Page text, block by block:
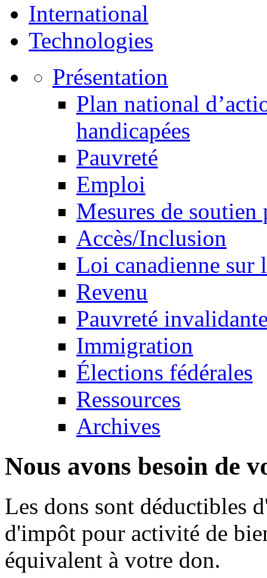
International
Technologies
Présentation
Plan national
handicapées
Pauvreté
Emploi
Mesures de soutien
Accès/Inclusion
Loi canadienne sur
Revenu
Pauvreté
Immigration
Élections fédérales
Ressources
Archives
Nous avons besoin de
Les dons sont déductibles
d'impôt pour activité de
équivalent à votre don.